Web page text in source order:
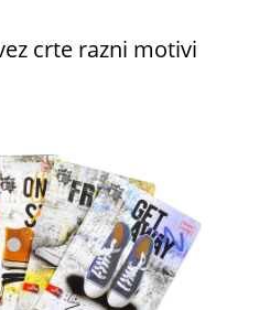
crte razni motivi